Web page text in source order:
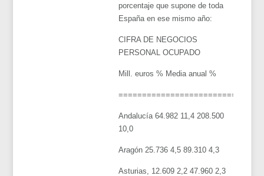
porcentaje que supone de toda
España en ese mismo año:
CIFRA DE NEGOCIOS
PERSONAL OCUPADO
Mill. euros % Media anual %
Andalucía 64.982 11,4 208.500
10,0
Aragón 25.736 4,5 89.310 4,3
Asturias, 12.609 2,2 47.960 2,3